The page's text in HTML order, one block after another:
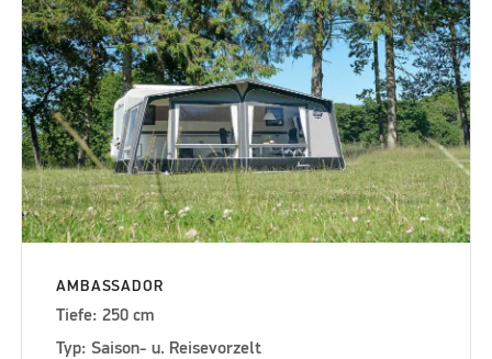
AMBASSADOR
Tiefe: 250 cm
Typ: Saison- u. Reisevorzelt